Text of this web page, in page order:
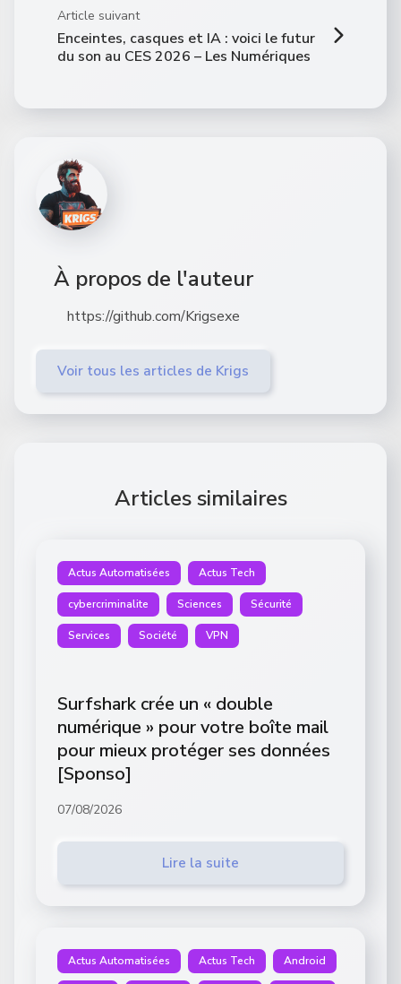
Article suivant
Enceintes, casques et IA : voici le futur
du son au CES 2026 – Les Numériques
À propos de l'auteur
https://github.com/Krigsexe
Voir tous les articles de Krigs
Articles similaires
Actus Automatisées Actus Tech
cybercriminalite Sciences Sécurité
Services Société VPN
Surfshark crée un « double
numérique » pour votre boîte mail
pour mieux protéger ses données
[Sponso]
07/08/2026
Lire la suite
Actus Automatisées Actus Tech Android